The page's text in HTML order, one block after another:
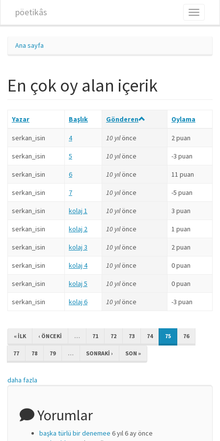
pöetikâs
Toggle
Ana sayfa
En çok oy alan içerik
Yazar Başlık Gönderen Oylama
serkan_isin 4 10 yılönce 2 puan
serkan_isin 5 10 yılönce -3 puan
serkan_isin 6 10 yılönce 11 puan
serkan_isin 7 10 yılönce -5 puan
serkan_isin kolaj 1 10 yılönce 3 puan
serkan_isin kolaj 2 10 yılönce 1 puan
serkan_isin kolaj 3 10 yılönce 2 puan
serkan_isin kolaj 4 10 yılönce 0 puan
serkan_isin kolaj 5 10 yılönce 0 puan
serkan_isin kolaj 6 10 yılönce -3 puan
« ILK ‹ ÖNCEKI … 71 72 73 74 75 76
77 78 79 … SONRAKI › SON »
daha fazla
Yorumlar
başka türlü bir denemee 6 yıl 6 ay önce